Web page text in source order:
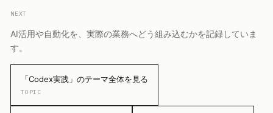
NEXT
AI活用や自動化を、実際の業務へどう組み込むかを記録していま
す。
「Codex実践」のテーマ全体を見る
TOPIC